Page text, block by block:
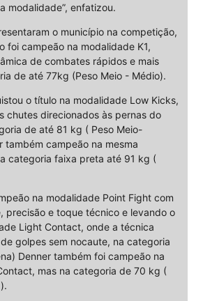
modalidade”, enfatizou.
o município na competição,
foi campeão na modalidade K1,
de combates rápidos e mais
de até 77kg (Peso Meio - Médio).
o título na modalidade Low Kicks,
chutes direcionados às pernas do
de até 81 kg ( Peso Meio-
também campeão na mesma
categoria faixa preta até 91 kg (
na modalidade Point Fight com
precisão e toque técnico e levando o
Light Contact, onde a técnica
golpes sem nocaute, na categoria
Denner também foi campeão na
mas na categoria de 70 kg (